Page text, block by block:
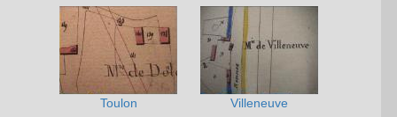
Toulon Villeneuve